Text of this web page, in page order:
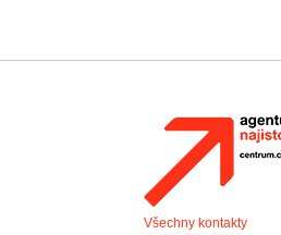
Všechny kontakty